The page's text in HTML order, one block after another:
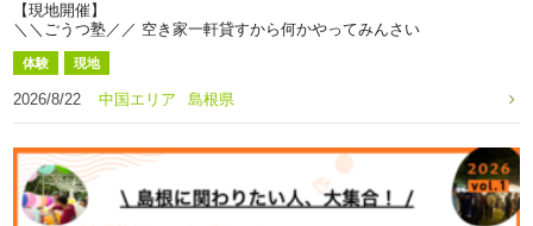
【現地開催】
＼＼ごうつ塾／／ 空き家一軒貸すから何かやってみんさい
体験 現地
2026/8/22 中国エリア 島根県